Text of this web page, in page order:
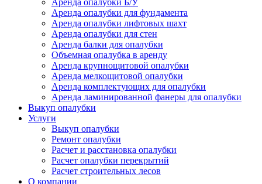
Аренда опалубки Б/У
Аренда опалубки для фундамента
Аренда опалубки лифтовых шахт
Аренда опалубки для стен
Аренда балки для опалубки
Объемная опалубка в аренду
Аренда крупнощитовой опалубки
Аренда мелкощитовой опалубки
Аренда комплектующих для опалубки
Аренда ламинированной фанеры для опалубки
Выкуп опалубки
Услуги
Выкуп опалубки
Ремонт опалубки
Расчет и расстановка опалубки
Расчет опалубки перекрытий
Расчет строительных лесов
О компании